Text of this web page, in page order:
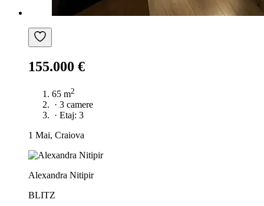
155.000 €
65 m2
· 3 camere
· Etaj: 3
1 Mai, Craiova
Alexandra Nitipir
BLITZ